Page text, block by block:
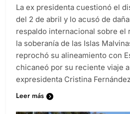
La ex presidenta cuestionó el
del 2 de abril y lo acusó de
respaldo internacional sobre el
la soberanía de las Islas
reprochó su alineamiento con
chicaneó por su reciente viaje
expresidenta Cristina
Leer más